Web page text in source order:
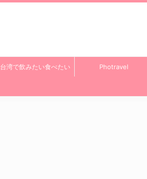
台湾で飲みたい食べたい Photravel